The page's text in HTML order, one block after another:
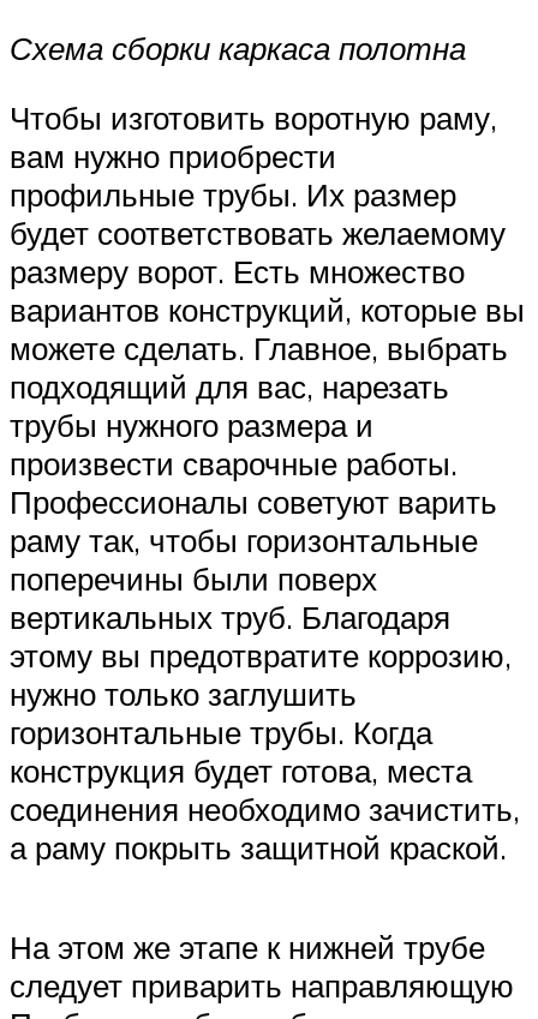
Схема сборки каркаса полотна
Чтобы изготовить воротную раму,
вам нужно приобрести
профильные трубы. Их размер
будет соответствовать желаемому
размеру ворот. Есть множество
вариантов конструкций, которые вы
можете сделать. Главное, выбрать
подходящий для вас, нарезать
трубы нужного размера и
произвести сварочные работы.
Профессионалы советуют варить
раму так, чтобы горизонтальные
поперечины были поверх
вертикальных труб. Благодаря
этому вы предотвратите коррозию,
нужно только заглушить
горизонтальные трубы. Когда
конструкция будет готова, места
соединения необходимо зачистить,
а раму покрыть защитной краской.
На этом же этапе к нижней трубе
следует приварить направляющую